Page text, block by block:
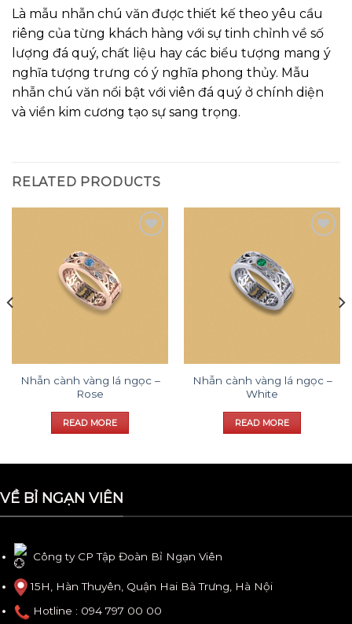
Là mẫu nhẫn chú văn được thiết kế theo yêu cầu
riêng của từng khách hàng với sự tinh chỉnh về số
lượng đá quý, chất liệu hay các biểu tượng mang ý
nghĩa tượng trưng có ý nghĩa phong thủy. Mẫu
nhẫn chú văn nổi bật với viên đá quý ở chính diện
và viền kim cương tạo sự sang trọng.
RELATED PRODUCTS
Nhẫn cành vàng lá ngọc –
Rose
READ MORE
Nhẫn cành vàng lá ngọc –
White
READ MORE
VỀ BỈ NGẠN VIÊN
Công ty CP Tập Đoàn Bỉ Ngạn Viên
15H, Hàn Thuyên, Quận Hai Bà Trưng, Hà Nội
Hotline : 094 797 00 00